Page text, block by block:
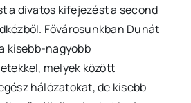
a divatos kifejezést a second
Fővárosunkban Dunát
kisebb-nagyobb
melyek között
hálózatokat, de kisebb